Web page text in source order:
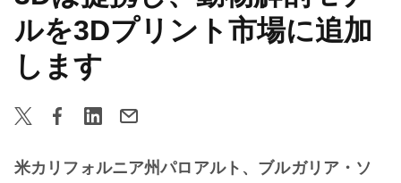
ルを3Dプリント市場に追加
します
米カリフォルニア州パロアルト、ブルガリア・ソ